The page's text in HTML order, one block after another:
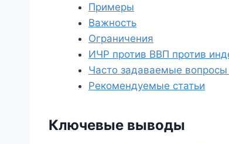
Примеры
Важность
Ограничения
ИЧР против ВВП против
Часто задаваемые вопросы
Рекомендуемые статьи
Ключевые выводы